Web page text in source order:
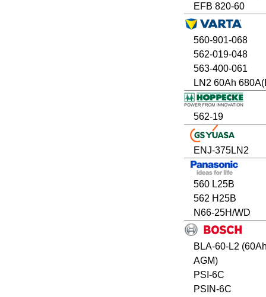
EFB 820-60
560-901-068
562-019-048
563-400-061
LN2 60Ah
562-19
ENJ-375LN2
560 L25B
562 H25B
N66-25H/WD
BLA-60-L2
AGM)
PSI-6C
PSIN-6C